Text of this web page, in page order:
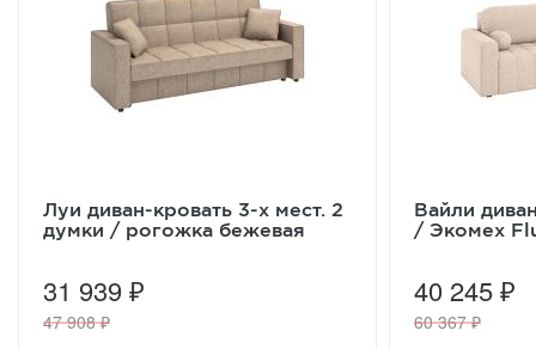
Луи диван-кровать 3-х мест. 2
думки / рогожка бежевая
31 939 ₽
47 908 ₽
Вайли
/ Экомех
40 245 ₽
60 367 ₽